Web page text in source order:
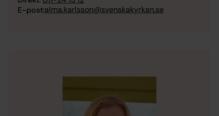
E-post:alma.karlsson@svenskakyrkan.se